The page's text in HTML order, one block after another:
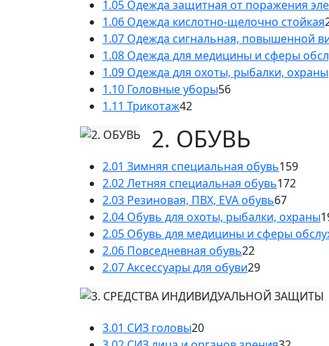
1.05 Одежда защитная от поражения
1.06 Одежда кислотно-щелочно стойкая
1.07 Одежда сигнальная, повышенной
1.08 Одежда для медицины и сферы
1.09 Одежда для охоты, рыбалки, охраны
1.10 Головные уборы56
1.11 Трикотаж42
2. ОБУВЬ
2.01 Зимняя специальная обувь159
2.02 Летняя специальная обувь172
2.03 Резиновая, ПВХ, EVA обувь67
2.04 Обувь для охоты, рыбалки, охраны
2.05 Обувь для медицины и сферы
2.06 Повседневная обувь22
2.07 Аксессуары для обуви29
3.01 СИЗ головы20